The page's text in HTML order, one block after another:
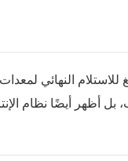
النهائي
أظهر أيضًا نظام